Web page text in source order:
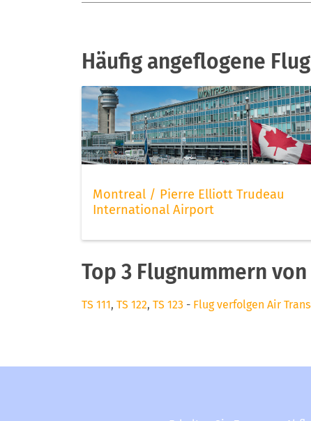
Häufig angeflogene
Montreal / Pierre Elliott Trudeau
International Airport
Top 3 Flugnummern
TS 111, TS 122, TS 123 - Flug verfolgen Air